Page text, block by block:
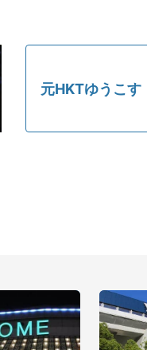
元HKTゆうこ